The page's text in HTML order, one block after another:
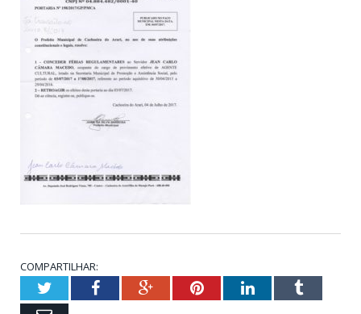
COMPARTILHAR:
TwitterFacebookGoogle+PinterestLinkedInTumblr